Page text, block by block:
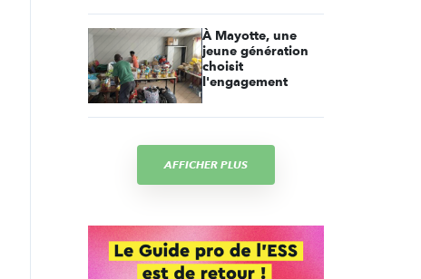
À Mayotte, une
jeune génération
choisit
l'engagement
AFFICHER PLUS